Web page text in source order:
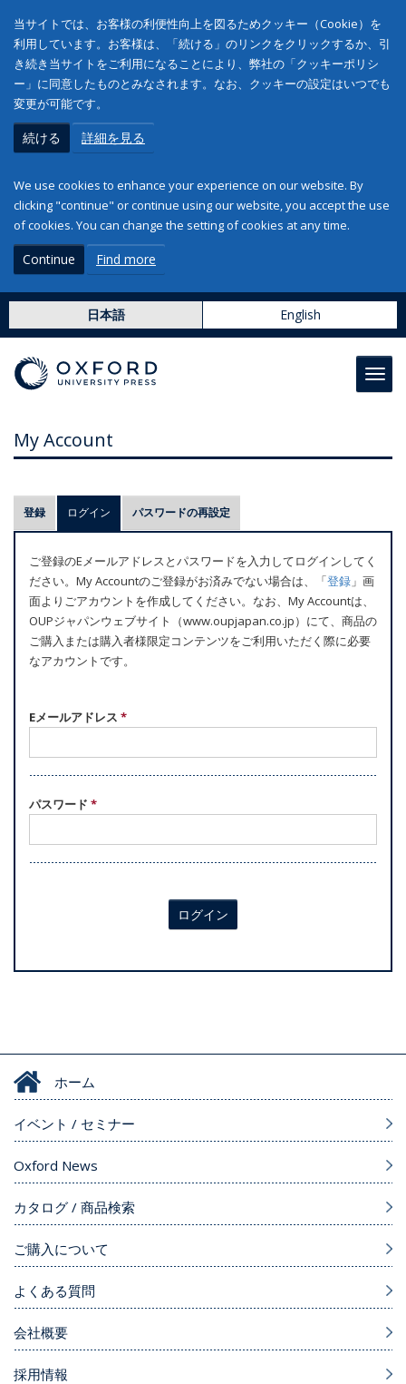
当サイトでは、お客様の利便性向上を図るためクッキー（Cookie）を
利用しています。お客様は、「続ける」のリンクをクリックするか、引
き続き当サイトをご利用になることにより、弊社の「クッキーポリシ
ー」に同意したものとみなされます。なお、クッキーの設定はいつでも
変更が可能です。
続ける 詳細を見る
We use cookies to enhance your experience on our website. By
clicking "continue" or continue using our website, you accept the use
of cookies. You can change the setting of cookies at any time.
Continue Find more
日本語 English
My Account
プ
ラ
マ
リ
ー
タ
ブ
登録 ログイン (アクティブなタブ)
パスワードの再設定
ご登録のEメールアドレスとパスワードを入力してログインしてく
ださい。My Accountのご登録がお済みでない場合は、「登録 」画
面よりごアカウントを作成してください。なお、My Accountは、
OUPジャパンウェブサイト（www.oupjapan.co.jp）にて、商品の
ご購入または購入者様限定コンテンツをご利用いただく際に必要
なアカウントです。
Eメールアドレス *
パスワード *
ログイン
ホーム
イベント / セミナー
Oxford News
カタログ / 商品検索
ご購入について
よくある質問
会社概要
採用情報